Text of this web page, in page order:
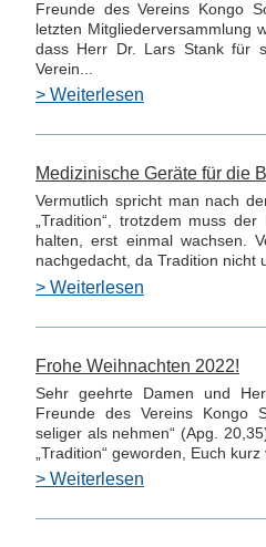
Freunde des Vereins Kongo
letzten Mitgliederversammlung
dass Herr Dr. Lars Stank für
Verein...
> Weiterlesen
Medizinische Geräte für die
Vermutlich spricht man nach
„Tradition“, trotzdem muss
halten, erst einmal wachsen.
nachgedacht, da Tradition nicht
> Weiterlesen
Frohe Weihnachten 2022!
Sehr geehrte Damen und
Freunde des Vereins Kongo
seliger als nehmen“ (Apg.
„Tradition“ geworden, Euch
> Weiterlesen